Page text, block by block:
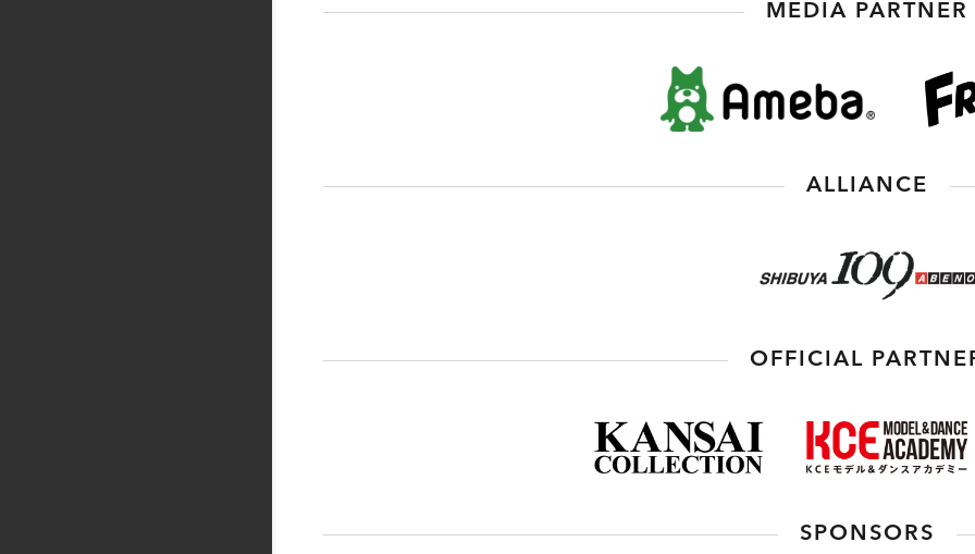
MEDIA PARTNER
ALLIANCE
OFFICIAL
SPONSORS